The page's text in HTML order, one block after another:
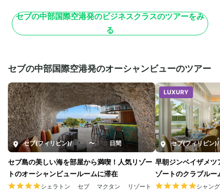
セブの中部国際空港発のビジネスクラスのツアーをみ
る
セブの中部国際空港発のオーシャンビューのツアー
セブ(フィリピン)/ 4〜10日間
セブ島の美しい海を部屋から満喫！人気リゾー
トのオーシャンビュールームに滞在
シェラトン セブ マクタン リゾート
LUXURY
セブ(フィリピン)/
早朝ジンベイザメ
ゾートのクラブルー
シャン